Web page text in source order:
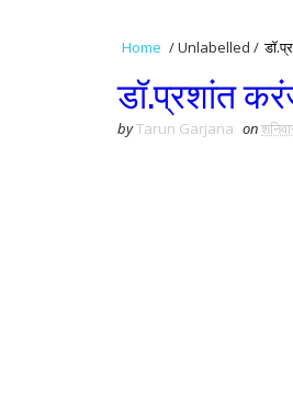
Home /Unlabelled /
डॉ.प्रशांत
byTarun Garjana on